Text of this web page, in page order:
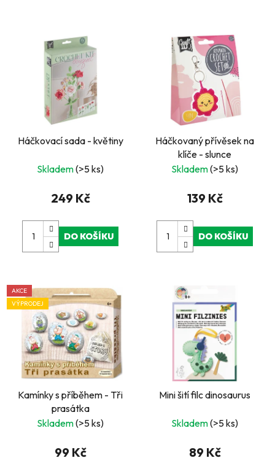
Háčkovací sada - květiny
Skladem(>5 ks)
249 Kč
DO KOŠÍKU
Háčkovaný přívěsek na
klíče - slunce
Skladem(>5 ks)
139 Kč
DO KOŠÍKU
AKCE
VÝPRODEJ
Kamínky s příběhem - Tři
prasátka
Skladem(>5 ks)
99 Kč
Mini šití filc dinosaurus
Skladem(>5 ks)
89 Kč